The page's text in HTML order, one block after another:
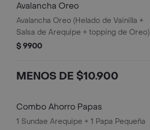
Avalancha Oreo
Avalancha Oreo (Helado de Vainilla +
Salsa de Arequipe + topping de Oreo)
$ 9900
MENOS DE $10.900
Combo Ahorro Papas
1 Sundae Arequipe + 1 Papa Pequeña